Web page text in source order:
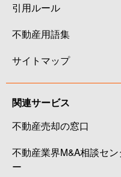
引用ルール
不動産用語集
サイトマップ
関連サービス
不動産売却の窓口
不動産業界M&A相談セン
ー